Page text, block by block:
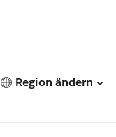
Region ändern